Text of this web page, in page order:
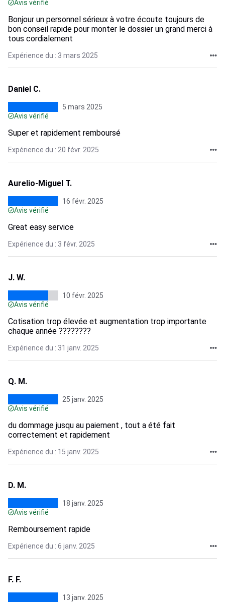
Avis vérifié
Bonjour un personnel sérieux à votre écoute toujours de
bon conseil rapide pour monter le dossier un grand merci à
tous cordialement
Expérience du : 3 mars 2025
Daniel C.
5 mars 2025
Avis vérifié
Super et rapidement remboursé
Expérience du : 20 févr. 2025
Aurelio-Miguel T.
16 févr. 2025
Avis vérifié
Great easy service
Expérience du : 3 févr. 2025
J. W.
10 févr. 2025
Avis vérifié
Cotisation trop élevée et augmentation trop importante
chaque année ????????
Expérience du : 31 janv. 2025
Q. M.
25 janv. 2025
Avis vérifié
du dommage jusqu au paiement , tout a été fait
correctement et rapidement
Expérience du : 15 janv. 2025
D. M.
18 janv. 2025
Avis vérifié
Remboursement rapide
Expérience du : 6 janv. 2025
F. F.
13 janv. 2025